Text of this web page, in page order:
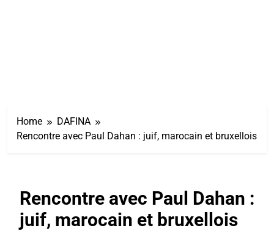
Home
DAFINA
Rencontre avec Paul Dahan : juif, marocain et bruxellois
Rencontre avec Paul Dahan :
juif, marocain et bruxellois